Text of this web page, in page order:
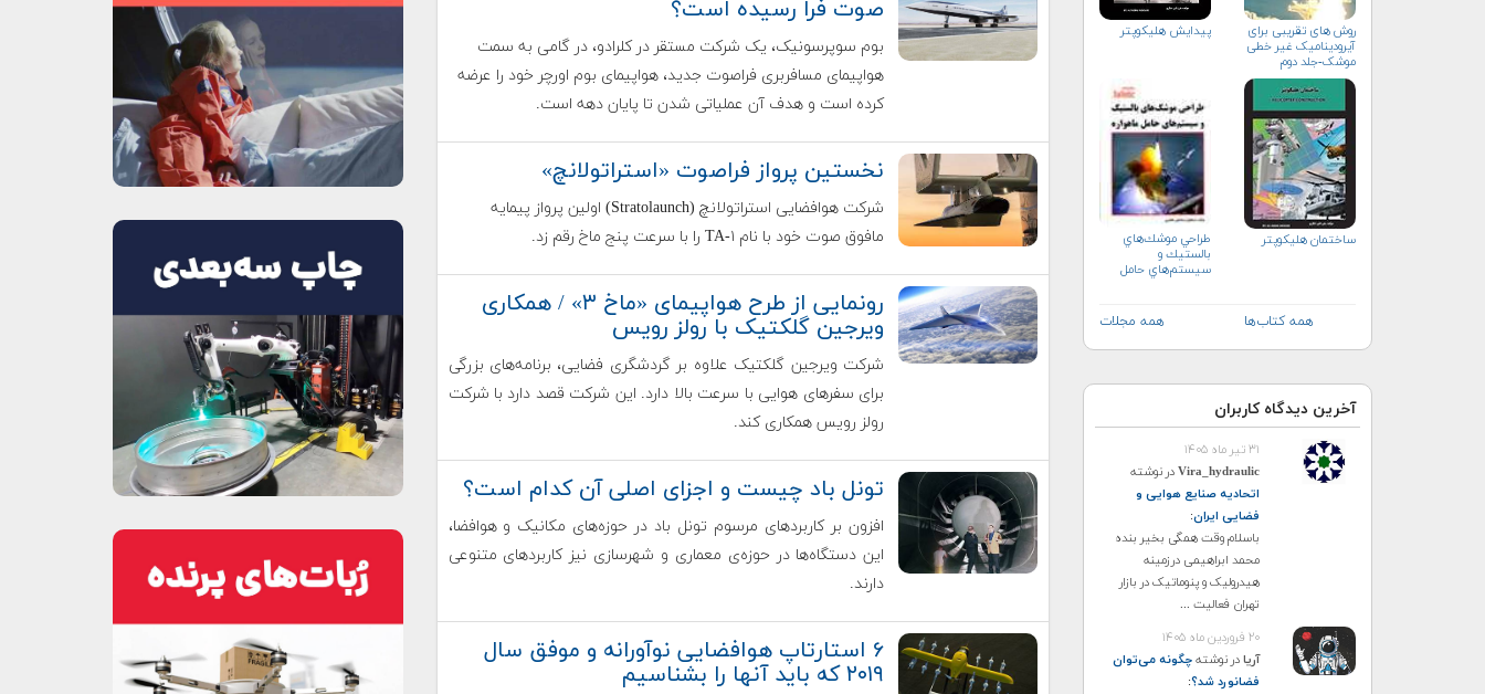
روش های تقریبی برای
آیرودینامیک غیر خطی
موشک-جلد دوم
پیدایش هلیکوپتر
ساختمان هلیکوپتر
طراحي موشك‌هاي
بالستيك و
سيستم‌هاي حامل
همه کتاب‌ها همه مجلات
آخرین دیدگاه کاربران
۳۱ تیر ماه ۱۴۰۵
Vira_hydraulicدر نوشته
اتحادیه صنایع هوایی و
فضایی ایران:
باسلام وقت همگی بخیر بنده
محمد ابراهیمی درزمینه
هیدرولیک و پنوماتیک در بازار
تهران فعالیت ...
۲۰ فروردین ماه ۱۴۰۵
آریادر نوشتهچگونه می‌توان
فضانورد شد؟:
صوت فرا رسیده است؟
بوم سوپرسونیک، یک شرکت مستقر در کلرادو، در گامی به سمت
هواپیمای مسافربری فراصوت جدید، هواپیمای بوم اورچر خود را عرضه
کرده است و هدف آن عملیاتی شدن تا پایان دهه است.
نخستین پرواز فراصوت «استراتولانچ»
شرکت هوافضایی استراتولانچ (Stratolaunch) اولین پرواز پیمایه
مافوق صوت خود با نام TA-۱ را با سرعت پنج ماخ رقم زد.
رونمایی از طرح هواپیمای «ماخ ۳» / همکاری
ویرجین گلکتیک با رولز رویس
شرکت ویرجین گلکتیک علاوه بر گردشگری فضایی، برنامه‌های بزرگی
برای سفرهای هوایی با سرعت بالا دارد. این شرکت قصد دارد با شرکت
رولز رویس همکاری کند.
تونل باد چیست و اجزای اصلی آن کدام است؟
افزون بر کاربردهای مرسوم تونل باد در حوزه‌های مکانیک و هوافضا،
این دستگاه‌ها در حوزه‌ی معماری و شهرسازی نیز کاربردهای متنوعی
دارند.
۶ استارتاپ هوافضایی نوآورانه و موفق سال
۲۰۱۹ که باید آن​ها را بشناسیم